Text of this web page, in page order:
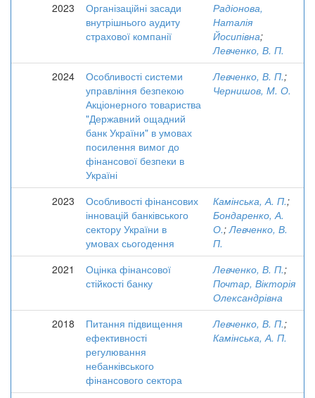
2023
Організаційні засади
внутрішнього аудиту
страхової компанії
Радіонова,
Наталія
Йосипівна;
Левченко, В. П.
2024
Особливості системи
управління безпекою
Акціонерного товариства
"Державний ощадний
банк України" в умовах
посилення вимог до
фінансової безпеки в
Україні
Левченко, В. П.;
Чернишов, М. О.
2023
Особливості фінансових
інновацій банківського
сектору України в
умовах сьогодення
Камінська, А. П.;
Бондаренко, А.
О.;Левченко, В.
П.
2021
Оцінка фінансової
стійкості банку
Левченко, В. П.;
Почтар, Вікторія
Олександрівна
2018
Питання підвищення
ефективності
регулювання
небанківського
фінансового сектора
Левченко, В. П.;
Камінська, А. П.